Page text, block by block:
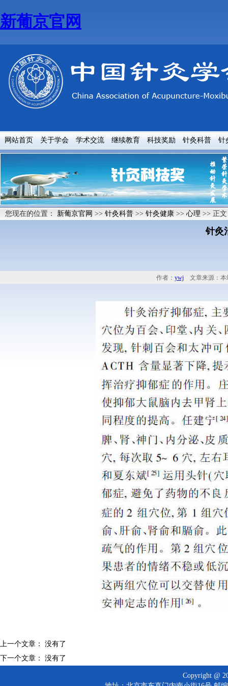
新葡京官网
网站首页 关于学会 学术交流 继续教育 科技奖励 针灸科普 针
您现在的位置： 新葡京官网 >> 针灸科普 >> 针灸健康 >> 心理 >> 正文
针灸
作者： ywj 文章来源：
上一个文章： 没有了
下一个文章： 没有了
Copyright @